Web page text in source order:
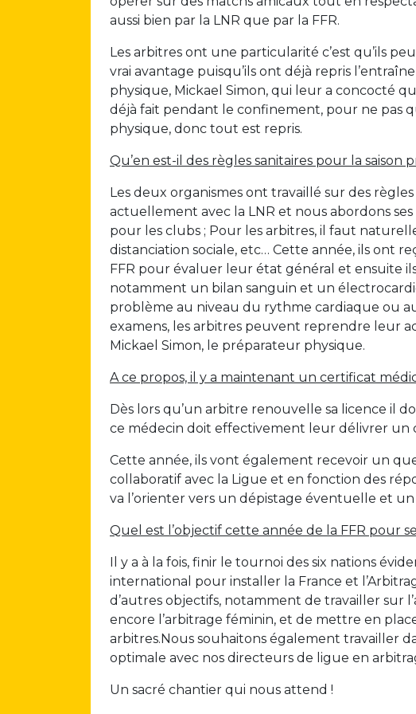
aussi bien par la LNR que par la FFR.
Les arbitres ont une particularité c’est qu’ils
vrai avantage puisqu’ils ont déjà repris
physique, Mickael Simon, qui leur a concocté
déjà fait pendant le confinement, pour ne pas
physique, donc tout est repris.
Qu’en est-il des règles sanitaires pour la saison
Les deux organismes ont travaillé sur des
actuellement avec la LNR et nous abordons
pour les clubs ; Pour les arbitres, il faut
distanciation sociale, etc… Cette année, ils ont
FFR pour évaluer leur état général et ensuite
notamment un bilan sanguin et un
problème au niveau du rythme cardiaque ou
examens, les arbitres peuvent reprendre leur
Mickael Simon, le préparateur physique.
A ce propos, il y a maintenant un certificat
Dès lors qu’un arbitre renouvelle sa licence il
ce médecin doit effectivement leur délivrer un
Cette année, ils vont également recevoir un
collaboratif avec la Ligue et en fonction des
va l’orienter vers un dépistage éventuelle et
Quel est l’objectif cette année de la FFR pour
Il y a à la fois, finir le tournoi des six nations
international pour installer la France et
d’autres objectifs, notamment de travailler sur
encore l’arbitrage féminin, et de mettre en
arbitres.Nous souhaitons également travailler
optimale avec nos directeurs de ligue en
Un sacré chantier qui nous attend !